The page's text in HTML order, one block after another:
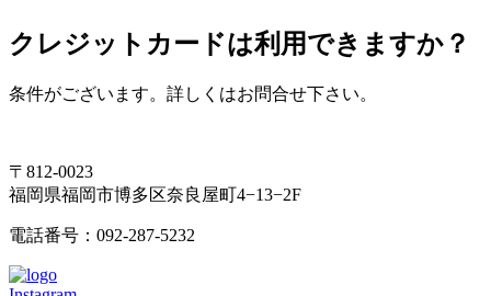
クレジットカードは利用できますか？
条件がございます。詳しくはお問合せ下さい。
〒812-0023
福岡県福岡市博多区奈良屋町4−13−2F
電話番号：092-287-5232